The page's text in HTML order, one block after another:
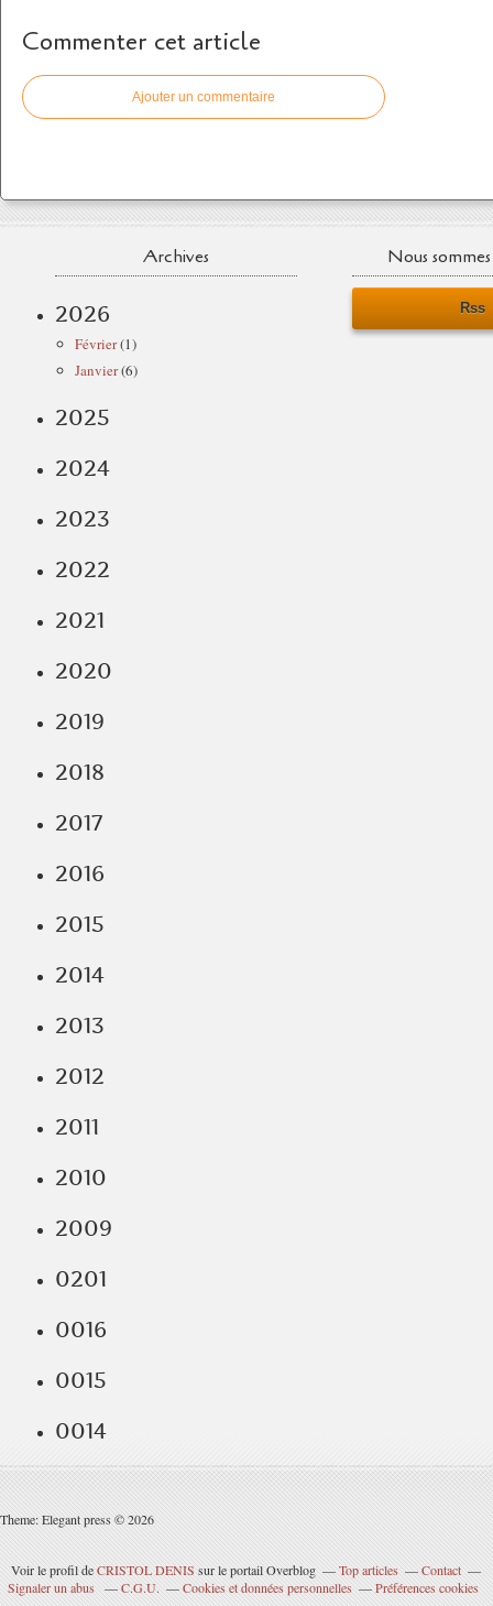
Commenter cet article
Ajouter un commentaire
Archives
2026
Février(1)
Janvier(6)
2025
2024
2023
2022
2021
2020
2019
2018
2017
2016
2015
2014
2013
2012
2011
2010
2009
0201
0016
0015
0014
Nous
Rss
Theme: Elegant press © 2026
Voir le profil deCRISTOL DENIS sur le portail Overblog Top articles
Contact
Signaler un abus
C.G.U. Cookies et données personnelles Préférences cookies